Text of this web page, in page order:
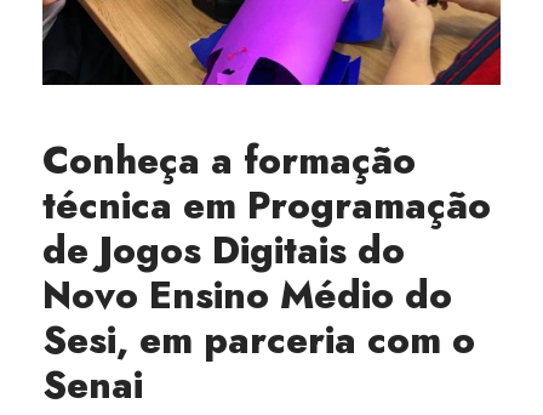
Conheça a formação
técnica em Programação
de Jogos Digitais do
Novo Ensino Médio do
Sesi, em parceria com o
Senai